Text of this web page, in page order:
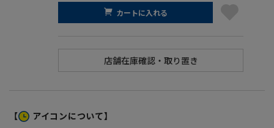
カートに入れる
【 アイコンについて】